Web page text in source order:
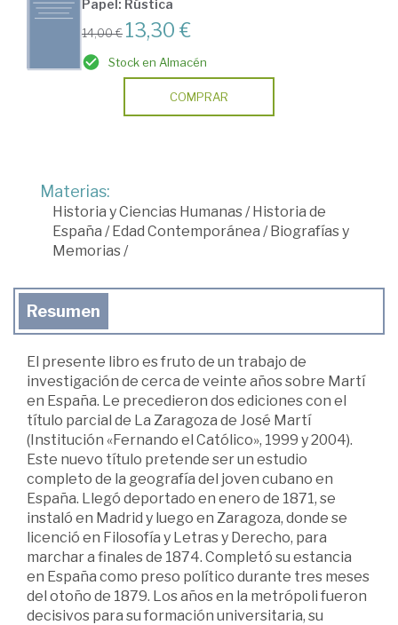
Papel: Rústica
14,00 € 13,30 €
Stock en Almacén
COMPRAR
Materias:
Historia y Ciencias Humanas /Historia de
España /Edad Contemporánea /Biografías y
Memorias /
Resumen
El presente libro es fruto de un trabajo de
investigación de cerca de veinte años sobre Martí
en España. Le precedieron dos ediciones con el
título parcial de La Zaragoza de José Martí
(Institución «Fernando el Católico», 1999 y 2004).
Este nuevo título pretende ser un estudio
completo de la geografía del joven cubano en
España. Llegó deportado en enero de 1871, se
instaló en Madrid y luego en Zaragoza, donde se
licenció en Filosofía y Letras y Derecho, para
marchar a finales de 1874. Completó su estancia
en España como preso político durante tres meses
del otoño de 1879. Los años en la metrópoli fueron
decisivos para su formación universitaria, su